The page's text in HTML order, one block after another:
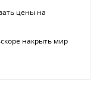
цены на
накрыть мир